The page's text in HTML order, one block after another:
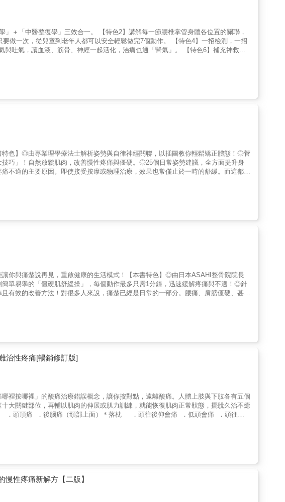
」＋「中醫整復學」三效合一。 【特色2】講解每一節腰椎掌管身體各位置的關聯，
做一次，從兒童到老年人都可以安全輕鬆做完7個動作。 【特色4】一招檢測，一招
吐氣，讓血液、筋骨、神經一起活化，治痛也通「腎氣」。 【特色6】補充神救
動血液循環。★呼吸幫你啟動副交感神經，放鬆身體。超神奇的腰椎回正自癒操，
不停的你，是否伴隨拉肚子、坐骨神經痛、性功能老化、胃痛、骨盆歪斜、常扭到
象都可能和你的「歪腰」、「腰痛」有關。腰椎的健康程度，會影響脊髓神經的營
發，達到腰椎的活化與保養，腰椎正常後，大腦也會恢復正常，大腦高級皮節神經就
也不見」。•動作的設計能讓「神經訊號」能通過，每天只需要做一次，身體就會接
輕刺激，讓關節鬆開、血液循環變好、神經電流釋放、淋巴暢通、舒緩肌肉。•呼氣
效完成動作。•身體鬆開的同時，「腎氣」循環也通了，血液養份就能濡養脊髓，促
人，都能輕易做完，十分安全。◎真實案例 好評不斷 •常常7個腰椎操還沒做完，人就
也鼓鼓的，減肥再多也沒用，原來是骨盆歪斜，做完腰椎操後，•肚子消下去了，躺
，有時還會連續一整周，練完腰椎操後，再也不會一直跑廁所。(32歲女性)•搬桌子
完全好了，又可以去打太鼓了。(68歲男性)•上國中後還是尿床，檢查泌尿功能是正
床了，好有效。(中學男生)•長達數年的生理期頭痛、子宮內膜異位，加上家庭問
色】◎由專業理學療法士解析姿勢與自律神經關聯，以插圖教你輕鬆矯正體態！◎菅
巧」！自然放鬆肌肉，改善慢性疼痛與僵硬。◎25個日常姿勢建議，全方面提升身
不適的主要原因。即使接受按摩或物理治療，效果也常僅止於一時的舒緩。而這都是
其在復健、肌肉放鬆訓練領域廣受好評。✦讓肌肉放鬆的關鍵，在於改變你的身體意
重心，從根本上矯正姿勢、紓解肌肉緊繃，並透過亞歷山大技巧讓全身重拾輕盈柔
。透過正確站姿、輕鬆坐姿等，改善身體舒適度，提升身心專注力與安定～並藉此重
你與痛楚說再見，重啟健康的生活模式！【本書特色】◎由日本ASAHI整骨院院長
單易學的「僵硬肌舒緩操」，每個動作最多只需1分鐘，迅速緩解疼痛與不適！◎針
有效的改善方法！對很多人來說，痛楚已經是日常的一部分。腰痛、肩膀僵硬、甚至
成長期的損害⋯⋯本書作者今村匡子醫師，擁有超過20年臨床經驗，特別針對上班
各種痛症的【僵硬肌舒緩操】！◆◆從日常困擾到專業改善，解答身體痛苦的根本原
你如何透過一系列簡單的舒緩操，將身體從僵硬狀態中解放，逐步重獲舒適與活
，重新找回健康。無論是工作還是家庭生活，身體將不再感到沉重與疼痛，每一天都
治性疼痛[暢銷修訂版]
裡按哪裡」的酸痛治療錯誤概念，讓你按對點，遠離酸痛。人體上肢與下肢各有五個
大關鍵部位，再輔以肌肉的伸展或肌力訓練，就能恢復肌肉正常狀態，擺脫久治不癒
頭頂痛 ．後腦痛（頸部上面）＊落枕 ．頭往後仰會痛 ．低頭會痛 ．頭往單
候群 ．睡眠間手麻 ．手指末梢麻 ．媽媽手 ．上臂痛＊腰背酸痛 ．膏肓痛 ．
臀部與坐骨神經痛 ．鼠蹊部痛 ．髖關節痛 ．膝蓋痛 ．腳踝痛 ．足底筋膜炎
1.手腕拇指側的旋前方肌、屈指肌2.手腕拇指側的屈姆長肌3.手臂外側的旋後肌與肱
師 蔡凱宙自然骨科診所院長※學校&運動選手※ 余傳韜 前國立中央大學校長
子職業高爾夫球選手 盧曉晴 JLPGA日巡賽女子職業高爾夫球選手※機關團體&
富 創揚室內裝修企業公司執行長 羅榮岳 阿瘦實業公司董事長
性疼痛新解方【二版】